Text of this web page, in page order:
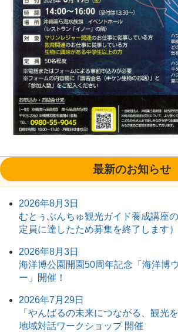
最新のお知らせ
2026年8月3日
むとぅぶんちゅ観光ガイド養成講座
定員に達したため募集を終了します）
2026年8月3日
海洋博公園開園50周年記念「海洋博
ー」開催！
2026年7月29日
「やんばるの未来につながる、観光
地域対話ワークショップ 開催